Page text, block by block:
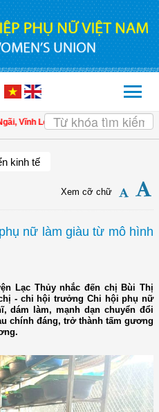
Long sơ kết công tác Hội và
kinh tế
Xem cỡ chữ
nữ làm giàu từ mô hình
Lạc Thủy nhắc đến chị Bùi Thị
- chi hội trưởng Chi hội phụ nữ
dám làm, mạnh dạn chuyển đổi
chính đáng, trở thành tấm gương